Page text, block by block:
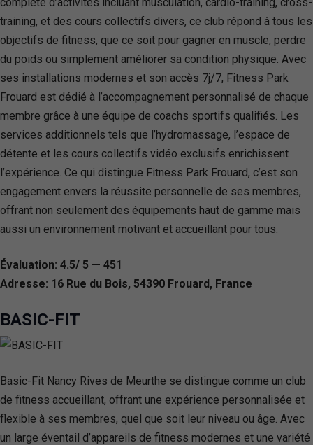
training, et des cours collectifs divers, ce club répond à tous les
objectifs de fitness, que ce soit pour gagner en muscle, perdre
du poids ou simplement améliorer sa condition physique. Avec
ses installations modernes et son accès 7j/7, Fitness Park
Frouard est dédié à l’accompagnement personnalisé de chaque
membre grâce à une équipe de coachs sportifs qualifiés. Les
services additionnels tels que l’hydromassage, l’espace de
détente et les cours collectifs vidéo exclusifs enrichissent
l’expérience. Ce qui distingue Fitness Park Frouard, c’est son
engagement envers la réussite personnelle de ses membres,
offrant non seulement des équipements haut de gamme mais
aussi un environnement motivant et accueillant pour tous.
Évaluation: 4.5/ 5 — 451
Adresse: 16 Rue du Bois, 54390 Frouard, France
BASIC-FIT
Basic-Fit Nancy Rives de Meurthe se distingue comme un club
de fitness accueillant, offrant une expérience personnalisée et
flexible à ses membres, quel que soit leur niveau ou âge. Avec
un large éventail d’appareils de fitness modernes et une variété